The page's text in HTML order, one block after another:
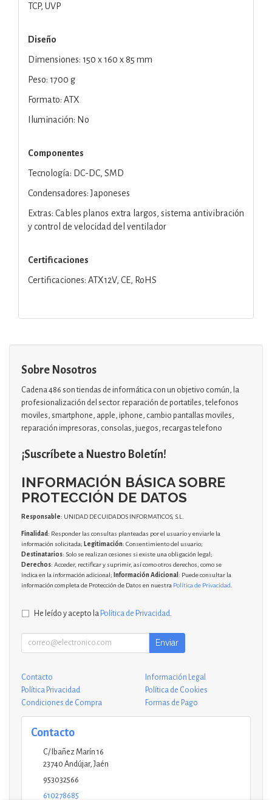
TCP, UVP
Diseño
Dimensiones: 150 x 160 x 85 mm
Peso: 1700 g
Formato: ATX
Iluminación: No
Componentes
Tecnología: DC-DC, SMD
Condensadores: Japoneses
Extras: Cables planos extra largos, sistema antivibración
y control de velocidad del ventilador
Certificaciones
Certificaciones: ATX12V, CE, RoHS
Sobre Nosotros
Cadena 486 son tiendas de informática con un objetivo común, la
profesionalización del sector. reparación de portatiles, telefonos
moviles, smartphone, apple, iphone, cambio pantallas moviles,
reparación impresoras, consolas, juegos, recargas telefono
¡Suscríbete a Nuestro Boletín!
INFORMACIÓN BÁSICA SOBRE
PROTECCIÓN DE DATOS
Responsable: UNIDAD DE CUIDADOS INFORMATICOS, S.L.
Finalidad: Responder las consultas planteadas por el usuario y enviarle la
información solicitada; Legitimación: Consentimiento del usuario;
Destinatarios: Solo se realizan cesiones si existe una obligación legal;
Derechos: Acceder, rectificar y suprimir, así como otros derechos, como se
indica en la información adicional; Información Adicional : Puede consultar la
información completa de Protección de Datos en nuestra Política de Privacidad
He leído y acepto la Política de Privacidad
Enviar
Contacto
Información Legal
Política Privacidad
Política de Cookies
Condiciones de Compra
Formas de Pago
Contacto
C/ Ibañez Marín 16
23740 Andújar, Jaén
953032566
610278685